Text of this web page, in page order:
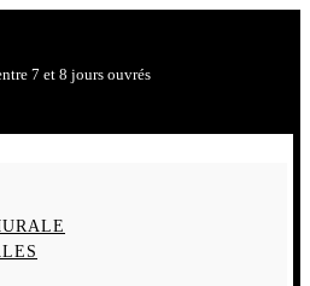
7 et 8 jours ouvrés